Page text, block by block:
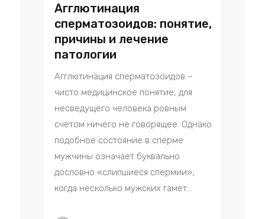
Агглютинация
сперматозоидов: понятие,
причины и лечение
патологии
Агглютинация сперматозоидов –
чисто медицинское понятие, для
несведущего человека ровным
счетом ничего не говорящее. Однако
подобное состояние в сперме
мужчины означает буквально
дословно «слипшиеся спермии»,
когда несколько мужских гамет...